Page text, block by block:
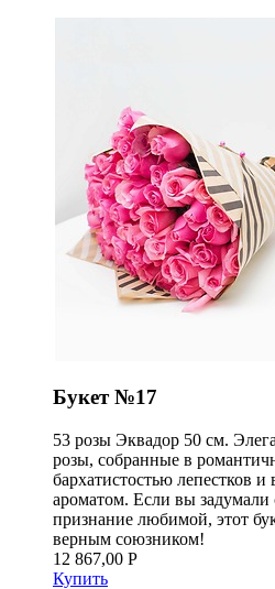
Букет №17
53 розы Эквадор 50 см.
розы, собранные в
бархатистостью лепестков
ароматом. Если вы задумали
признание любимой, этот
верным союзником!
12 867,00 Р
Купить